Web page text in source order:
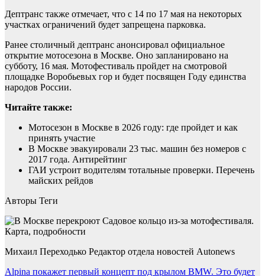
Дептранс также отмечает, что с 14 по 17 мая на некоторых
участках ограничений будет запрещена парковка.
Ранее столичный дептранс анонсировал официальное
открытие мотосезона в Москве. Оно запланировано на
субботу, 16 мая. Мотофестиваль пройдет на смотровой
площадке Воробьевых гор и будет посвящен Году единства
народов России.
Читайте также:
Мотосезон в Москве в 2026 году: где пройдет и как
принять участие
В Москве эвакуировали 23 тыс. машин без номеров с
2017 года. Антирейтинг
ГАИ устроит водителям тотальные проверки. Перечень
майских рейдов
Авторы Теги
Михаил Переходько Редактор отдела новостей Autonews
Alpina покажет первый концепт под крылом BMW. Это будет